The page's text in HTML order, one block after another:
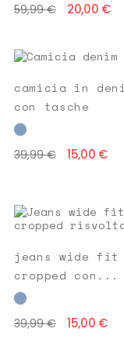
59,99 € 20,00 €
camicia in
con tasche
39,99 € 15,00 €
jeans wide fit
cropped con...
39,99 € 15,00 €